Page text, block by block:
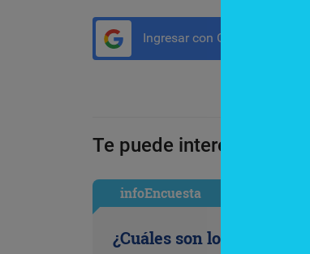
Ingresar con Google
Te puede interesar:
infoEncuesta
¿Cuáles son los antojos